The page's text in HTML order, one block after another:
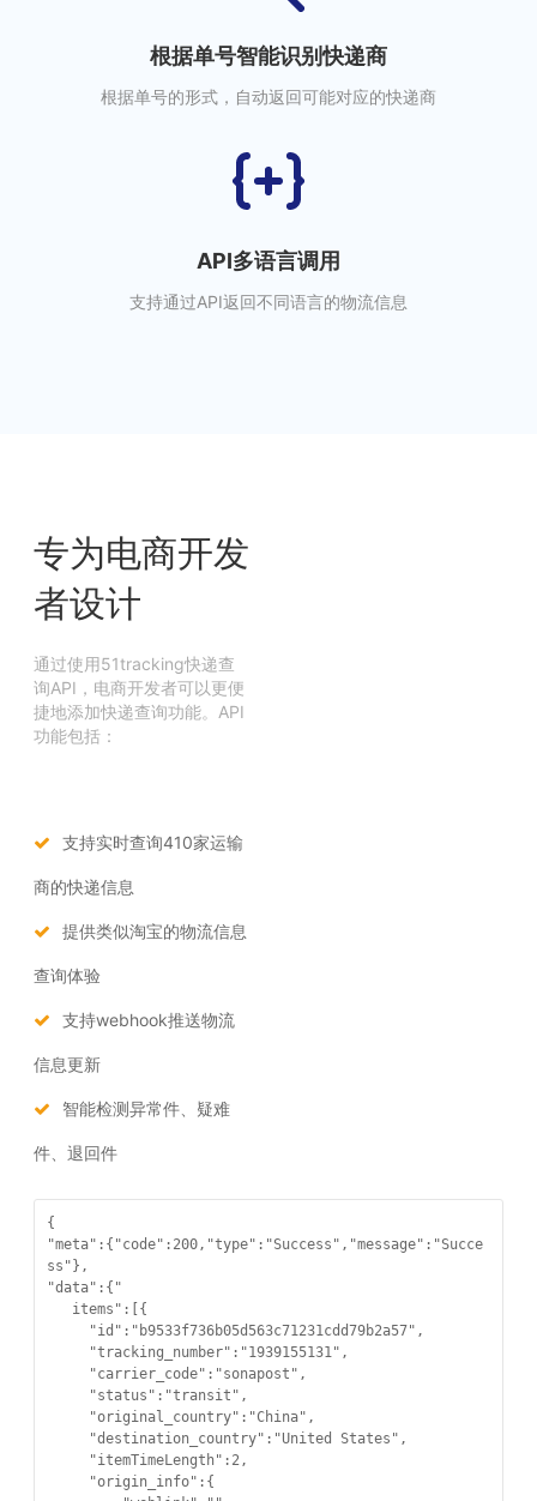
根据单号智能识别快递商
根据单号的形式，自动返回可能对应的快递商
API多语言调用
支持通过API返回不同语言的物流信息
专为电商开发
者设计
通过使用51tracking快递查
询API，电商开发者可以更便
捷地添加快递查询功能。API
功能包括：
支持实时查询410家运输
商的快递信息
提供类似淘宝的物流信息
查询体验
支持webhook推送物流
信息更新
智能检测异常件、疑难
件、退回件
{
"meta":{"code":200,"type":"Success","message":"Succe
ss"},
"data":{"